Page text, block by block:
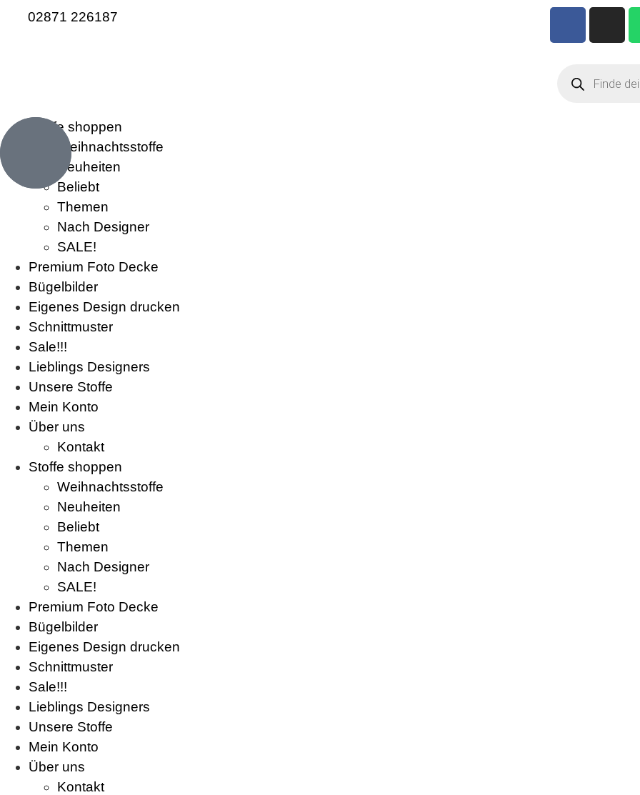
02871 226187
Stoffe shoppen
Weihnachtsstoffe
Neuheiten
Beliebt
Themen
Nach Designer
SALE!
Premium Foto Decke
Bügelbilder
Eigenes Design drucken
Schnittmuster
Sale!!!
Lieblings Designers
Unsere Stoffe
Mein Konto
Über uns
Kontakt
Stoffe shoppen
Weihnachtsstoffe
Neuheiten
Beliebt
Themen
Nach Designer
SALE!
Premium Foto Decke
Bügelbilder
Eigenes Design drucken
Schnittmuster
Sale!!!
Lieblings Designers
Unsere Stoffe
Mein Konto
Über uns
Kontakt